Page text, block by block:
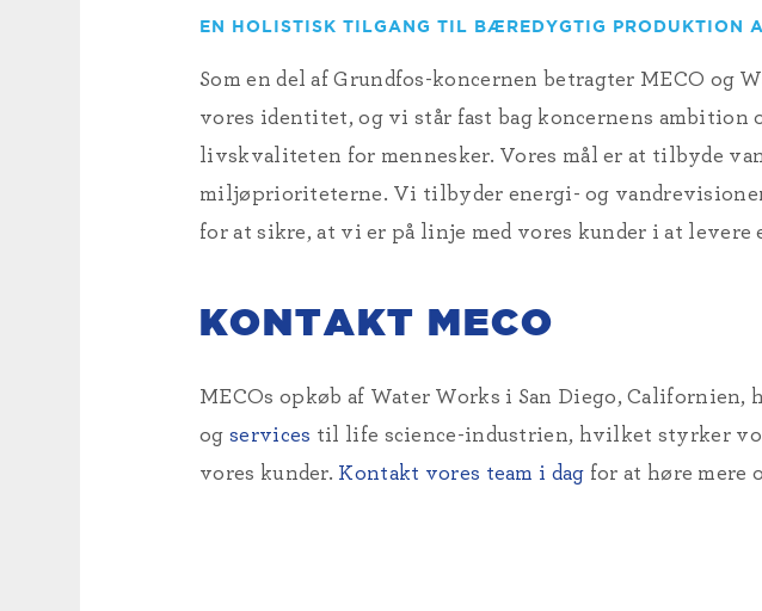
EN HOLISTISK TILGANG TIL BÆREDYGTIG PRODUKTION
Som en del af Grundfos-koncernen betragter MECO og
vores identitet, og vi står fast bag koncernens ambition
livskvaliteten for mennesker. Vores mål er at tilbyde
miljøprioriteterne. Vi tilbyder energi- og
for at sikre, at vi er på linje med vores kunder i at
KONTAKT MECO
MECOs opkøb af Water Works i San Diego, Californien,
ogservices til life science-industrien, hvilket styrker
vores kunder. Kontakt vores team i dag for at høre mere